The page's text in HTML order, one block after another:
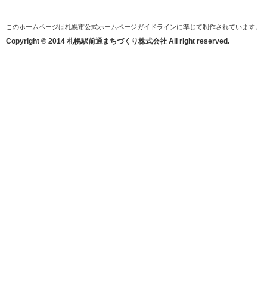
このホームページは札幌市公式ホームページガイドラインに準じて制作されています。
Copyright © 2014 札幌駅前通まちづくり株式会社 All right reserved.